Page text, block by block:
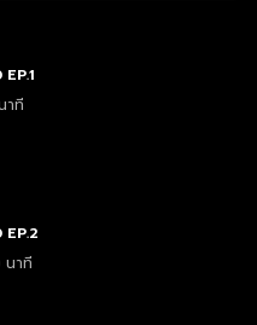
าที
EP.2
นาที